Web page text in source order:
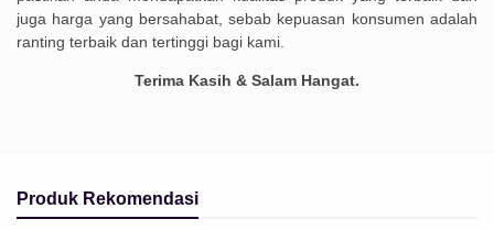
juga harga yang bersahabat, sebab kepuasan konsumen adalah
ranting terbaik dan tertinggi bagi kami.
Terima Kasih & Salam Hangat.
Produk Rekomendasi